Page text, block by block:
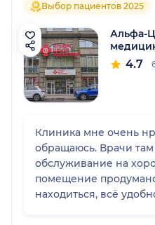
Выбор пациентов 2025
Альфа-
4.7
Клиника мне очень
обращаюсь. Врачи
обслуживание на
помещение
находиться, всё